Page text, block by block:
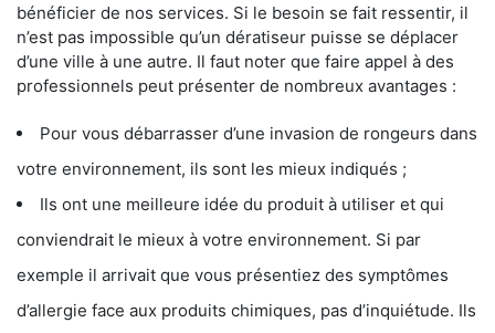
bénéficier de nos services. Si le besoin se fait ressentir, il
n’est pas impossible qu’un dératiseur puisse se déplacer
d’une ville à une autre. Il faut noter que faire appel à des
professionnels peut présenter de nombreux avantages :
Pour vous débarrasser d’une invasion de rongeurs dans
votre environnement, ils sont les mieux indiqués ;
Ils ont une meilleure idée du produit à utiliser et qui
conviendrait le mieux à votre environnement. Si par
exemple il arrivait que vous présentiez des symptômes
d’allergie face aux produits chimiques, pas d’inquiétude. Ils